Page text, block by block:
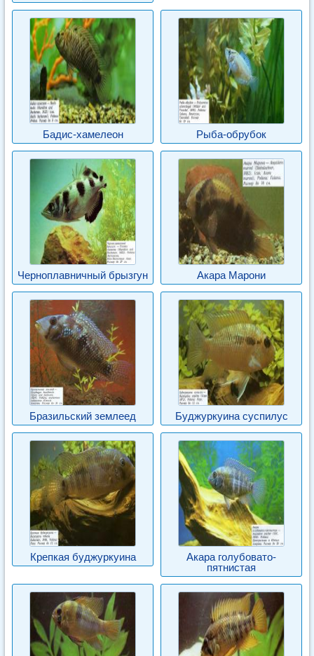
Бадис-хамелеон Рыба-обрубок
Черноплавничный брызгун Акара Марони
Бразильский землеед Буджуркуина суспилус
Крепкая буджуркуина
Акара голубовато-
пятнистая